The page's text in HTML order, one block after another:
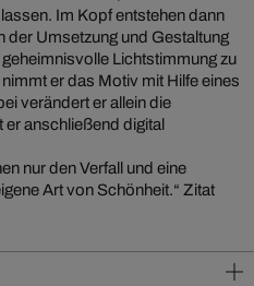
Im Kopf entstehen dann
der Umsetzung und Gestaltung
Lichtstimmung zu
er das Motiv mit Hilfe eines
verändert er allein die
er anschließend digital
nur den Verfall und eine
Art von Schönheit.“ Zitat